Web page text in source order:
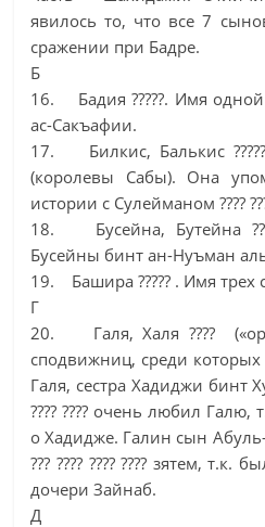
явилось то, что все 7
сражении при Бадре.
Б
16. Бадия ?????. Имя
ас-Сакъафии.
17. Билкис, Балькис
(королевы Сабы). Она
истории с Сулейманом ????
18. Бусейна, Бутейна
Бусейны бинт ан-Нуъман
19. Башира ????? . Имя трех
Г
20. Галя, Халя ????
сподвижниц, среди
Галя, сестра Хадиджи бинт
???? ???? очень любил
о Хадидже. Галин сын
??? ???? ???? ???? зятем,
дочери Зайнаб.
Д